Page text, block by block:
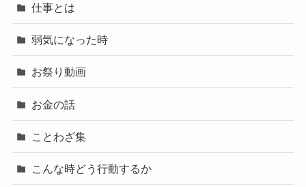
仕事とは
弱気になった時
お祭り動画
お金の話
ことわざ集
こんな時どう行動するか